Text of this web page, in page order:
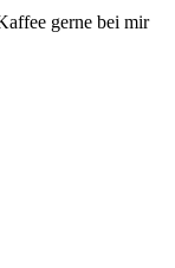
gerne bei mir